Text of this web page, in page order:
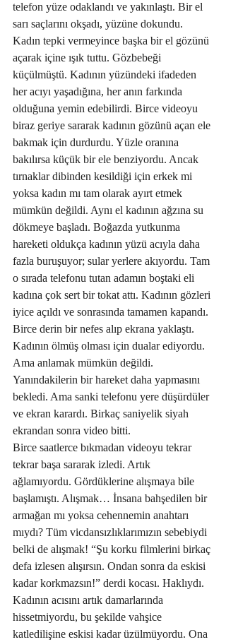
telefon yüze odaklandı ve yakınlaştı. Bir el
sarı saçlarını okşadı, yüzüne dokundu.
Kadın tepki vermeyince başka bir el gözünü
açarak içine ışık tuttu. Gözbebeği
küçülmüştü. Kadının yüzündeki ifadeden
her acıyı yaşadığına, her anın farkında
olduğuna yemin edebilirdi. Birce videoyu
biraz geriye sararak kadının gözünü açan ele
bakmak için durdurdu. Yüzle oranına
bakılırsa küçük bir ele benziyordu. Ancak
tırnaklar dibinden kesildiği için erkek mi
yoksa kadın mı tam olarak ayırt etmek
mümkün değildi. Aynı el kadının ağzına su
dökmeye başladı. Boğazda yutkunma
hareketi oldukça kadının yüzü acıyla daha
fazla buruşuyor; sular yerlere akıyordu. Tam
o sırada telefonu tutan adamın boştaki eli
kadına çok sert bir tokat attı. Kadının gözleri
iyice açıldı ve sonrasında tamamen kapandı.
Birce derin bir nefes alıp ekrana yaklaştı.
Kadının ölmüş olması için dualar ediyordu.
Ama anlamak mümkün değildi.
Yanındakilerin bir hareket daha yapmasını
bekledi. Ama sanki telefonu yere düşürdüler
ve ekran karardı. Birkaç saniyelik siyah
ekrandan sonra video bitti.
Birce saatlerce bıkmadan videoyu tekrar
tekrar başa sararak izledi. Artık
ağlamıyordu. Gördüklerine alışmaya bile
başlamıştı. Alışmak… İnsana bahşedilen bir
armağan mı yoksa cehennemin anahtarı
mıydı? Tüm vicdansızlıklarımızın sebebiydi
belki de alışmak! “Şu korku filmlerini birkaç
defa izlesen alışırsın. Ondan sonra da eskisi
kadar korkmazsın!” derdi kocası. Haklıydı.
Kadının acısını artık damarlarında
hissetmiyordu, bu şekilde vahşice
katledilişine eskisi kadar üzülmüyordu. Ona